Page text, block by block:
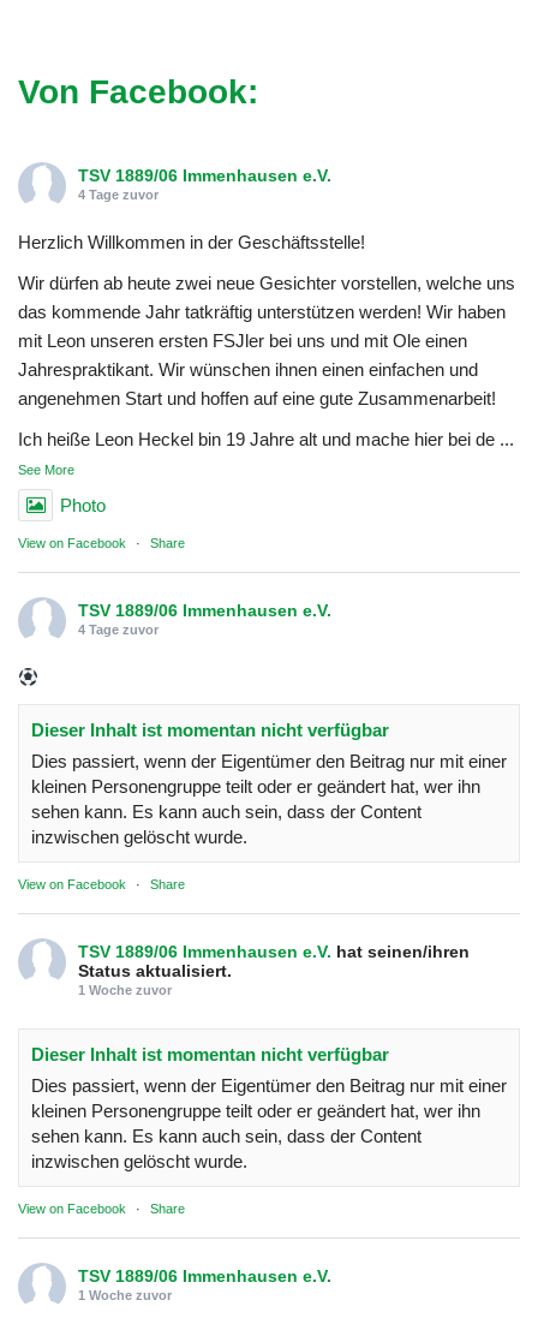
Von Facebook:
TSV 1889/06 Immenhausen e.V.
4 Tage zuvor
Herzlich Willkommen in der Geschäftsstelle!
Wir dürfen ab heute zwei neue Gesichter vorstellen, welche uns
das kommende Jahr tatkräftig unterstützen werden! Wir haben
mit Leon unseren ersten FSJler bei uns und mit Ole einen
Jahrespraktikant. Wir wünschen ihnen einen einfachen und
angenehmen Start und hoffen auf eine gute Zusammenarbeit!
Ich heiße Leon Heckel bin 19 Jahre alt und mache hier bei de ...
See More
Photo
View on Facebook · Share
TSV 1889/06 Immenhausen e.V.
4 Tage zuvor
Dieser Inhalt ist momentan nicht verfügbar
Dies passiert, wenn der Eigentümer den Beitrag nur mit einer
kleinen Personengruppe teilt oder er geändert hat, wer ihn
sehen kann. Es kann auch sein, dass der Content
inzwischen gelöscht wurde.
View on Facebook · Share
TSV 1889/06 Immenhausen e.V. hat seinen/ihren
Status aktualisiert.
1 Woche zuvor
Dieser Inhalt ist momentan nicht verfügbar
Dies passiert, wenn der Eigentümer den Beitrag nur mit einer
kleinen Personengruppe teilt oder er geändert hat, wer ihn
sehen kann. Es kann auch sein, dass der Content
inzwischen gelöscht wurde.
View on Facebook · Share
TSV 1889/06 Immenhausen e.V.
1 Woche zuvor